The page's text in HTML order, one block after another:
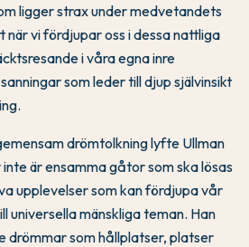
ligger strax under medvetandets
när vi fördjupar oss i dessa nattliga
i våra egna inre
som leder till djup självinsikt
drömtolkning lyfte Ullman
är ensamma gåtor som ska lösas
upplevelser som kan fördjupa vår
universella mänskliga teman. Han
drömmar som hållplatser, platser